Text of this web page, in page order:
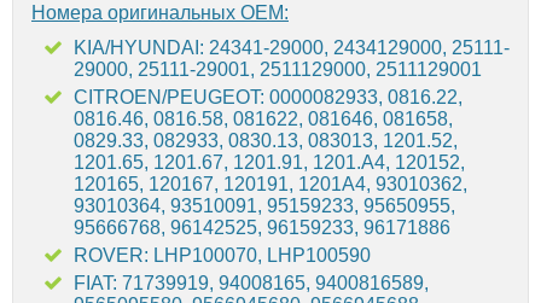
Номера оригинальных OEM:
KIA/HYUNDAI: 24341-29000, 2434129000, 25111-
29000, 25111-29001, 2511129000, 2511129001
CITROEN/PEUGEOT: 0000082933, 0816.22,
0816.46, 0816.58, 081622, 081646, 081658,
0829.33, 082933, 0830.13, 083013, 1201.52,
1201.65, 1201.67, 1201.91, 1201.A4, 120152,
120165, 120167, 120191, 1201A4, 93010362,
93010364, 93510091, 95159233, 95650955,
95666768, 96142525, 96159233, 96171886
ROVER: LHP100070, LHP100590
FIAT: 71739919, 94008165, 9400816589,